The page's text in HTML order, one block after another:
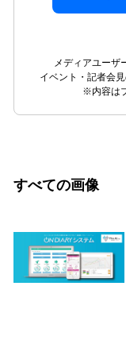
メディアユーザ
イベント・記者会
※内容は
すべての画像